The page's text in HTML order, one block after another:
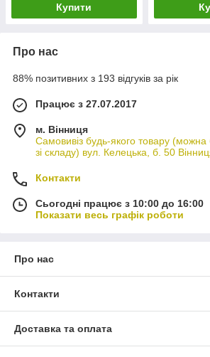
Купити
Про нас
88% позитивних з 193 відгуків за рік
Працює з 27.07.2017
м. Вінниця
Самовивіз будь-якого товару
зі складу) вул. Келецька, б. 50
Контакти
Сьогодні працює з 10:00 до 16:00
Показати весь графік роботи
Про нас
Контакти
Доставка та оплата